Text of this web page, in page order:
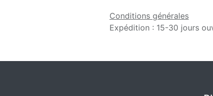
Conditions générales
Expédition : 15-30 jours